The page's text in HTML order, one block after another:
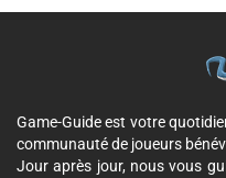
Game-Guide est votre
communauté de joueurs
Jour après jour, nous vous